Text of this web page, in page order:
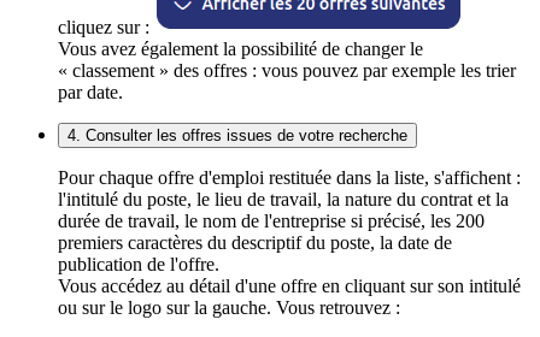
cliquez sur :
Vous avez également la possibilité de changer le
« classement » des offres : vous pouvez par exemple les trier
par date.
4. Consulter les offres issues de votre recherche
Pour chaque offre d'emploi restituée dans la liste, s'affichent :
l'intitulé du poste, le lieu de travail, la nature du contrat et la
durée de travail, le nom de l'entreprise si précisé, les 200
premiers caractères du descriptif du poste, la date de
publication de l'offre.
Vous accédez au détail d'une offre en cliquant sur son intitulé
ou sur le logo sur la gauche. Vous retrouvez :